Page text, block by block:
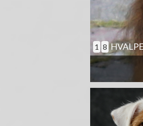
1 8 HVALPE